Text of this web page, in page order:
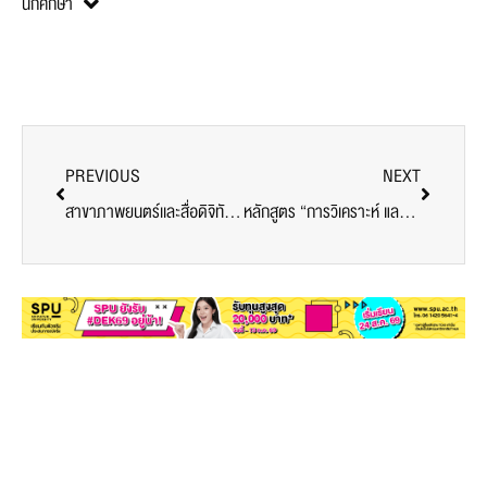
นักศึกษา
PREVIOUS
สาขาภาพยนตร์เเละสื่อดิจิทัล จัดบรรยายพิเศษในรายวิชาการบริหารงานผลิตภาพยนตร์และกลยุทธ์สร้างสรรค์ในธุรกิจบันเทิง FDM305 หัวข้อ : หนทางของหนังอิสระ
NEXT
หลักสูตร “การวิเคราะห์ และนำเสนอข้อมูลด้วยโปรแกรม Google Data Studio” ร่วมกับ มกอช.